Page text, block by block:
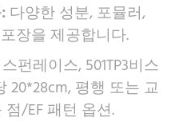
다양한 성분, 포뮬러,
장을 제공합니다.
펀레이스, 501TP3비스
20*28cm, 평행 또는 교
/EF 패턴 옵션.